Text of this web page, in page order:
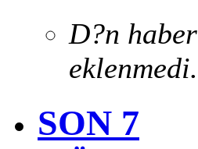
D?n haber
eklenmedi.
SON 7